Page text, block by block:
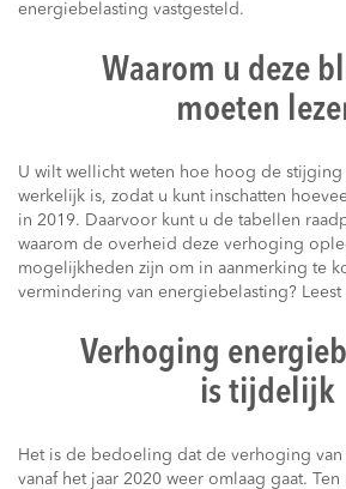
energiebelasting vastgesteld.
Waarom u deze
moeten
U wilt wellicht weten hoe hoog de
werkelijk is, zodat u kunt inschatten
in 2019. Daarvoor kunt u de tabellen
waarom de overheid deze verhoging
mogelijkheden zijn om in aanmerking te
vermindering van energiebelasting? Leest
Verhoging
is tijdelijk
Het is de bedoeling dat de verhoging
vanaf het jaar 2020 weer omlaag gaat.